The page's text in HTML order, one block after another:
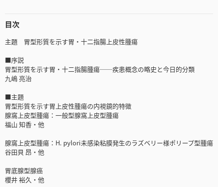
目次
主題 胃型形質を示す胃・十二指腸上皮性腫瘍
■序説
胃型形質を示す胃・十二指腸腫瘍──疾患概念の略史と今日的分類
九嶋 亮治
■主題
胃型形質を示す胃上皮性腫瘍の内視鏡的特徴
腺窩上皮型腫瘍：一般型腺窩上皮型腫瘍
福山 知香・他
腺窩上皮型腫瘍：H. pylori未感染粘膜発生のラズベリー様ポリープ型腫瘍
谷田貝 昂・他
胃底腺型腺癌
櫻井 裕久・他